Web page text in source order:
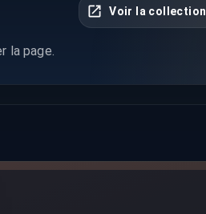
la page.
Voir la collection